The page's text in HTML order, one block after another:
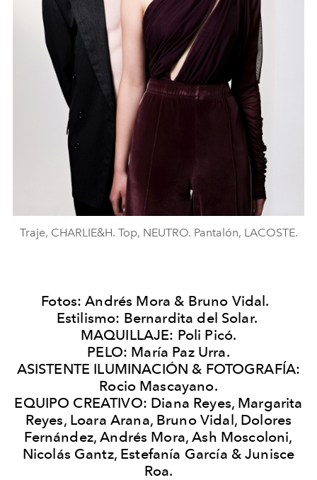
Traje, CHARLIE&H. Top, NEUTRO. Pantalón, LACOSTE.
Fotos:Andrés Mora & Bruno Vidal.
Estilismo: Bernardita del Solar.
MAQUILLAJE: Poli Picó.
PELO: María Paz Urra.
ASISTENTE ILUMINACIÓN & FOTOGRAFÍA:
Rocio Mascayano.
EQUIPO CREATIVO: Diana Reyes, Margarita
Reyes, Loara Arana, Bruno Vidal, Dolores
Fernández, Andrés Mora, Ash Moscoloni,
Nicolás Gantz, Estefanía García & Junisce
Roa.